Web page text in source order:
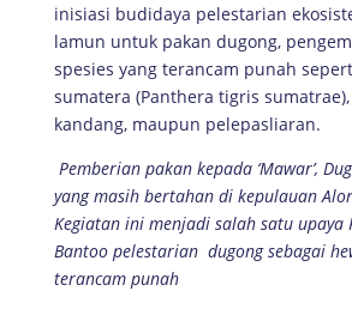
inisiasi budidaya pelestarian
lamun untuk pakan dugong,
spesies yang terancam punah
sumatera (Panthera tigris
kandang, maupun pelepasliaran.
Pemberian pakan kepada ‘Mawar’,
yang masih bertahan di kepulauan
Kegiatan ini menjadi salah satu upaya
Bantoo pelestarian dugong sebagai
terancam punah